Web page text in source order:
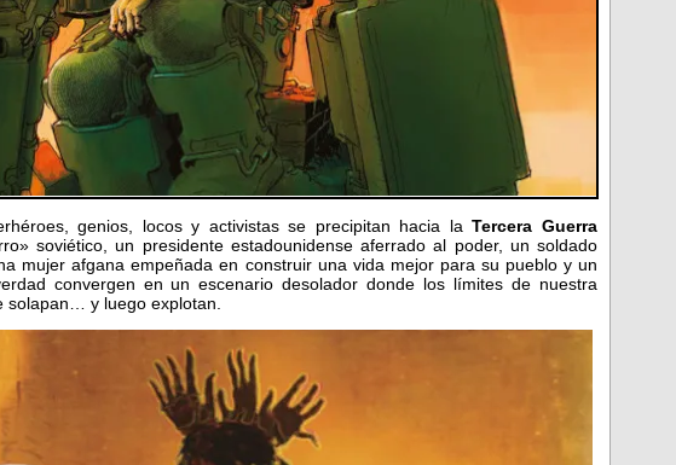
genios, locos y activistas se precipitan hacia laTercera Guerra
soviético, un presidente estadounidense aferrado al poder, un soldado
mujer afgana empeñada en construir una vida mejor para su pueblo y un
convergen en un escenario desolador donde los límites de nuestra
solapan… y luego explotan.